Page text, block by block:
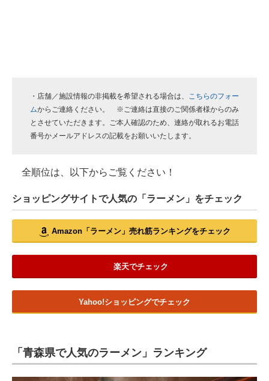
・店舗／施設情報の非掲載を希望される場合は、 こちらのフォー
ムからご連絡ください。 ※ご連絡は直接のご関係者様からのみ
とさせていただきます。ご本人確認のため、連絡が取れるお電話
番号かメールアドレスの記載をお願いいたします。
全順位は、以下からご覧ください！
ショッピングサイトで人気の「ラーメン」をチェック
Amazon「ラーメン」売れ筋ランキングをチェック
楽天でチェック
Yahoo!ショッピングでチェック
「青森県で人気のラーメン」ランキング